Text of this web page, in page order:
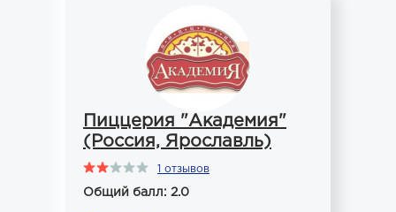
Пиццерия "Академия"
(Россия, Ярославль)
1 отзывов
Общий балл: 2.0